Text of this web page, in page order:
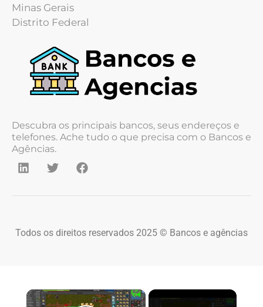
Minas Gerais
Distrito Federal
Descubra os principais bancos, seus endereços e
telefones. Ache tudo o que precisa com o Bancos e
Agências.
Todos os direitos reservados 2025 © Bancos e agências
×